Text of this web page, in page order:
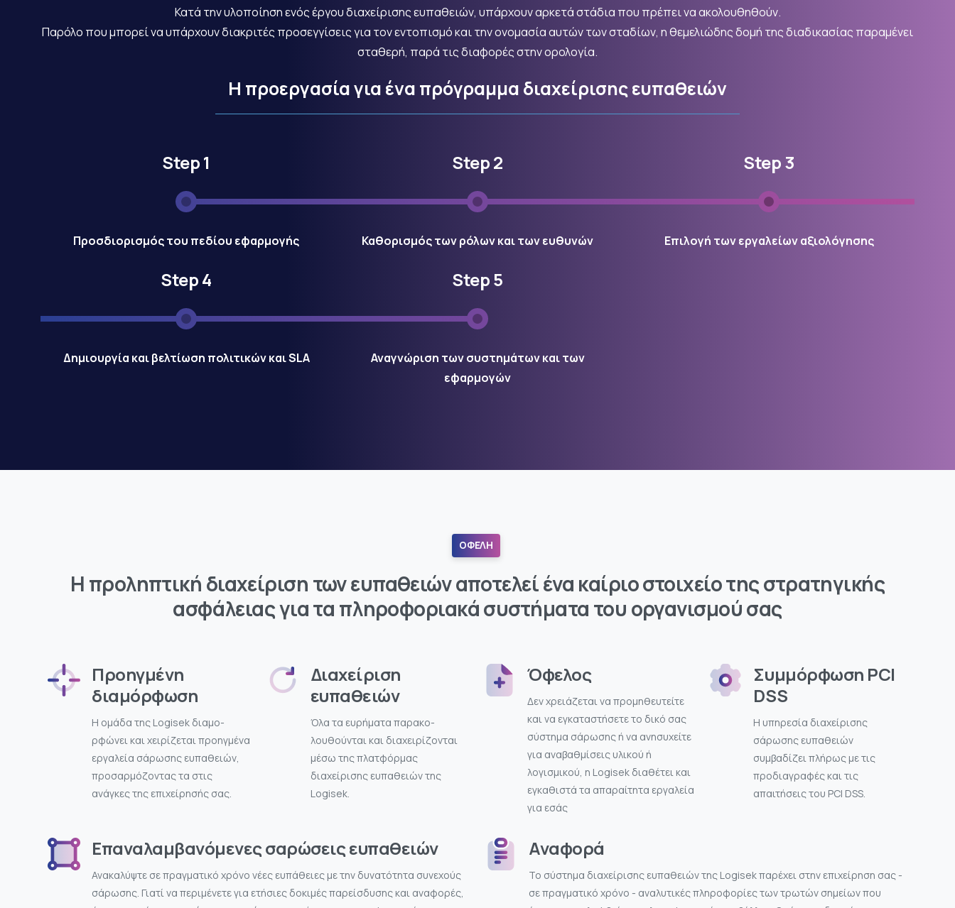
Κατά την υλοποίηση ενός έργου διαχείρισης ευπαθειών, υπάρχουν αρκετά στάδια που πρέπει να ακολουθηθούν.
Παρόλο που μπορεί να υπάρχουν διακριτές προσεγγίσεις για τον εντοπισμό και την ονομασία αυτών των σταδίων, η θεμελιώδης δομή της διαδικασίας παραμένει
σταθερή, παρά τις διαφορές στην ορολογία.
H προεργασίαγια ένα πρόγραμμα διαχείρισηςευπαθειών
Step 1
Προσδιορισμός του πεδίου εφαρμογής
Step 2
Καθορισμός των ρόλων και των ευθυνών
Step 3
Επιλογή των εργαλείων αξιολόγησης
Step 4
Δημιουργία και βελτίωση πολιτικών και SLA
Step 5
Αναγνώριση των συστημάτων και των
εφαρμογών
ΟΦΕΛΗ
Η προληπτική διαχείριση των ευπαθειών αποτελεί ένα καίριο στοιχείο της στρατηγικής
ασφάλειας για τα πληροφοριακά συστήματα του οργανισμού σας
Προηγμένη
διαμόρφωση
Η ομάδα της Logisek διαμο-
ρφώνει και χειρίζεται προηγμένα
εργαλεία σάρωσης ευπαθειών,
προσαρμόζοντας τα στις
ανάγκες της επιχείρησής σας.
Διαχείριση
ευπαθειών
Όλα τα ευρήματα παρακο-
λουθούνται και διαχειρίζονται
μέσω της πλατφόρμας
διαχείρισης ευπαθειών της
Logisek.
Όφελος
Δεν χρειάζεται να προμηθευτείτε
και να εγκαταστήσετε το δικό σας
σύστημα σάρωσης ή να ανησυχείτε
για αναβαθμίσεις υλικού ή
λογισμικού, η Logisek διαθέτει και
εγκαθιστά τα απαραίτητα εργαλεία
για εσάς
Συμμόρφωση PCI
DSS
Η υπηρεσία διαχείρισης
σάρωσης ευπαθειών
συμβαδίζει πλήρως με τις
προδιαγραφές και τις
απαιτήσεις του PCI DSS.
Επαναλαμβανόμενες σαρώσεις ευπαθειών
Ανακαλύψτε σε πραγματικό χρόνο νέες ευπάθειες με την δυνατότητα συνεχούς
σάρωσης. Γιατί να περιμένετε για ετήσιες δοκιμές παρείσδυσης και αναφορές,
Αναφορά
Το σύστημα διαχείρισης ευπαθειών της Logisek παρέχει στην επιχείρηση σας -
σε πραγματικό χρόνο - αναλυτικές πληροφορίες των τρωτών σημείων που